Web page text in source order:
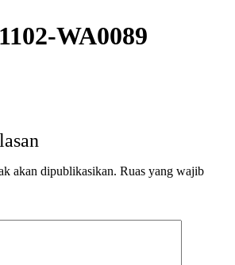
WA0089
akan dipublikasikan. Ruas yang wajib